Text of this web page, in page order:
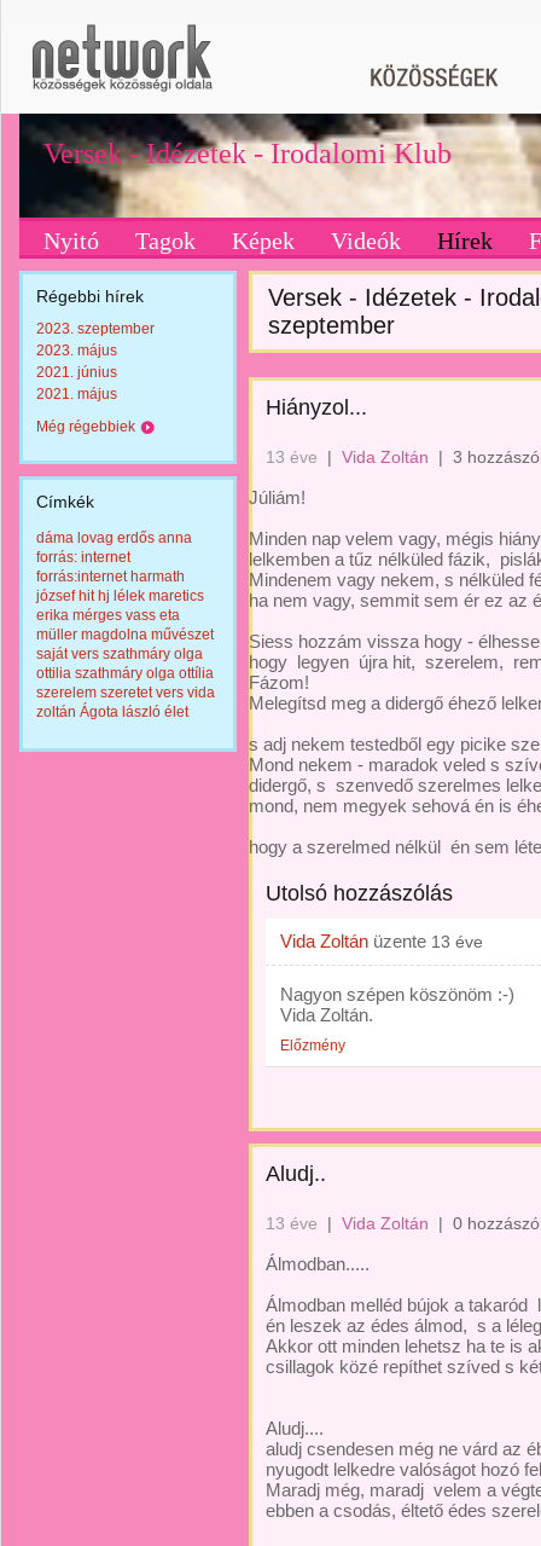
Versek - Idézetek - Irodalomi Klub
Nyitó Tagok Képek Videók Hírek
Régebbi hírek
2023. szeptember
2023. május
2021. június
2021. május
Még régebbiek
Címkék
dáma lovag erdős anna
forrás: internet
forrás:internet harmath
józsef hit hj lélek maretics
erika mérges vass eta
müller magdolna művészet
saját vers szathmáry olga
ottilia szathmáry olga ottília
szerelem szeretet vers vida
zoltán Ágota lászló élet
Versek - Idézetek -
szeptember
Hiányzol...
13 éve | Vida Zoltán | 3
Júliám!
Minden nap velem vagy, mégis
lelkemben a tűz nélküled fázik,
Mindenem vagy nekem, s nélküled
ha nem vagy, semmit sem ér ez az
Siess hozzám vissza hogy -
hogy legyen újra hit, szerelem,
Fázom!
Melegítsd meg a didergő éhező
s adj nekem testedből egy picike
Mond nekem - maradok veled s
didergő, s szenvedő szerelmes
mond, nem megyek sehová én is
hogy a szerelmed nélkül én sem
Utolsó hozzászólás
Vida Zoltán üzente 13 éve
Nagyon szépen köszönöm :-)
Vida Zoltán.
Előzmény
Aludj..
13 éve | Vida Zoltán | 0
Álmodban.....
Álmodban melléd bújok a takaród
én leszek az édes álmod, s a
Akkor ott minden lehetsz ha te is
csillagok közé repíthet szíved s
Aludj....
aludj csendesen még ne várd az
nyugodt lelkedre valóságot hozó
Maradj még, maradj velem a
ebben a csodás, éltető édes